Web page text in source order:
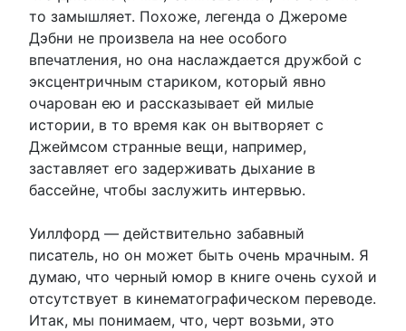
то замышляет. Похоже, легенда о Джероме
Дэбни не произвела на нее особого
впечатления, но она наслаждается дружбой с
эксцентричным стариком, который явно
очарован ею и рассказывает ей милые
истории, в то время как он вытворяет с
Джеймсом странные вещи, например,
заставляет его задерживать дыхание в
бассейне, чтобы заслужить интервью.
Уиллфорд — действительно забавный
писатель, но он может быть очень мрачным. Я
думаю, что черный юмор в книге очень сухой и
отсутствует в кинематографическом переводе.
Итак, мы понимаем, что, черт возьми, это